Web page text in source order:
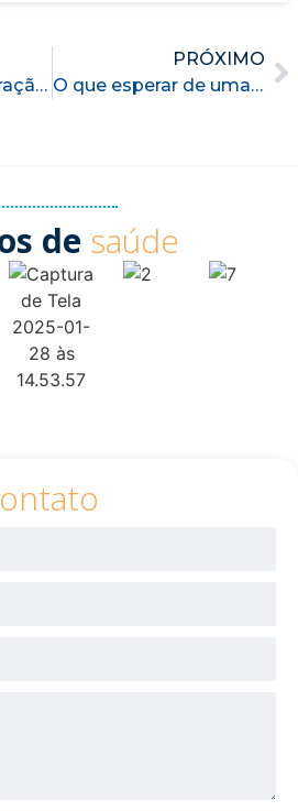
Clínica de Recuperação: Como funciona
PRÓXIMO
O que esperar de uma clínica de recuperação
de saúde